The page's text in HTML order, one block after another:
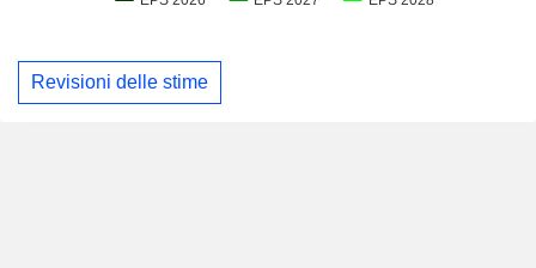
Revisioni delle stime